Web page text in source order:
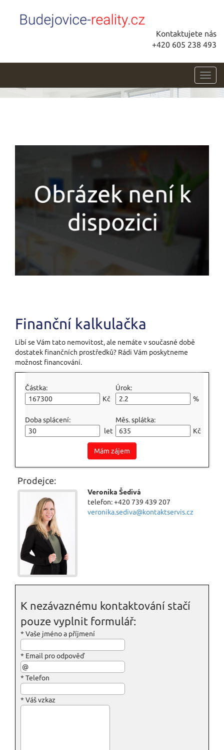
Kontaktujete nás
+420 605 238 493
Finanční kalkulačka
Líbí se Vám tato nemovitost, ale nemáte v současné době
dostatek finančních prostředků? Rádi Vám poskytneme
možnost financování.
Částka:
Kč
Úrok:
%
Doba splácení:
let
Měs. splátka:
Kč
Mám zájem
Prodejce:
Veronika Šedivá
telefon: +420 739 439 207
veronika.sediva@kontaktservis.cz
K nezávaznému kontaktování stačí
pouze vyplnit formulář:
* Vaše jméno a příjmení
* Email pro odpověď
* Telefon
* Váš vzkaz